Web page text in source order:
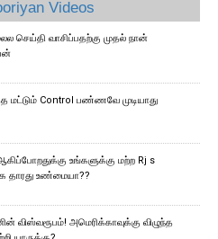
Videos
செய்தி வாசிப்பதற்கு முதல் நான்
Control பண்ணவே முடியாது
உங்களுக்கு மற்ற Rj s
உண்மையா??
விஸ்வரூபம்! அமெரிக்காவுக்கு விழுந்த